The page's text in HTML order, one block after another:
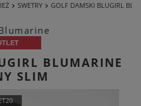
SWETRY GOLF DAMSKI BLUGIRL
BLUMARINE
SLIM